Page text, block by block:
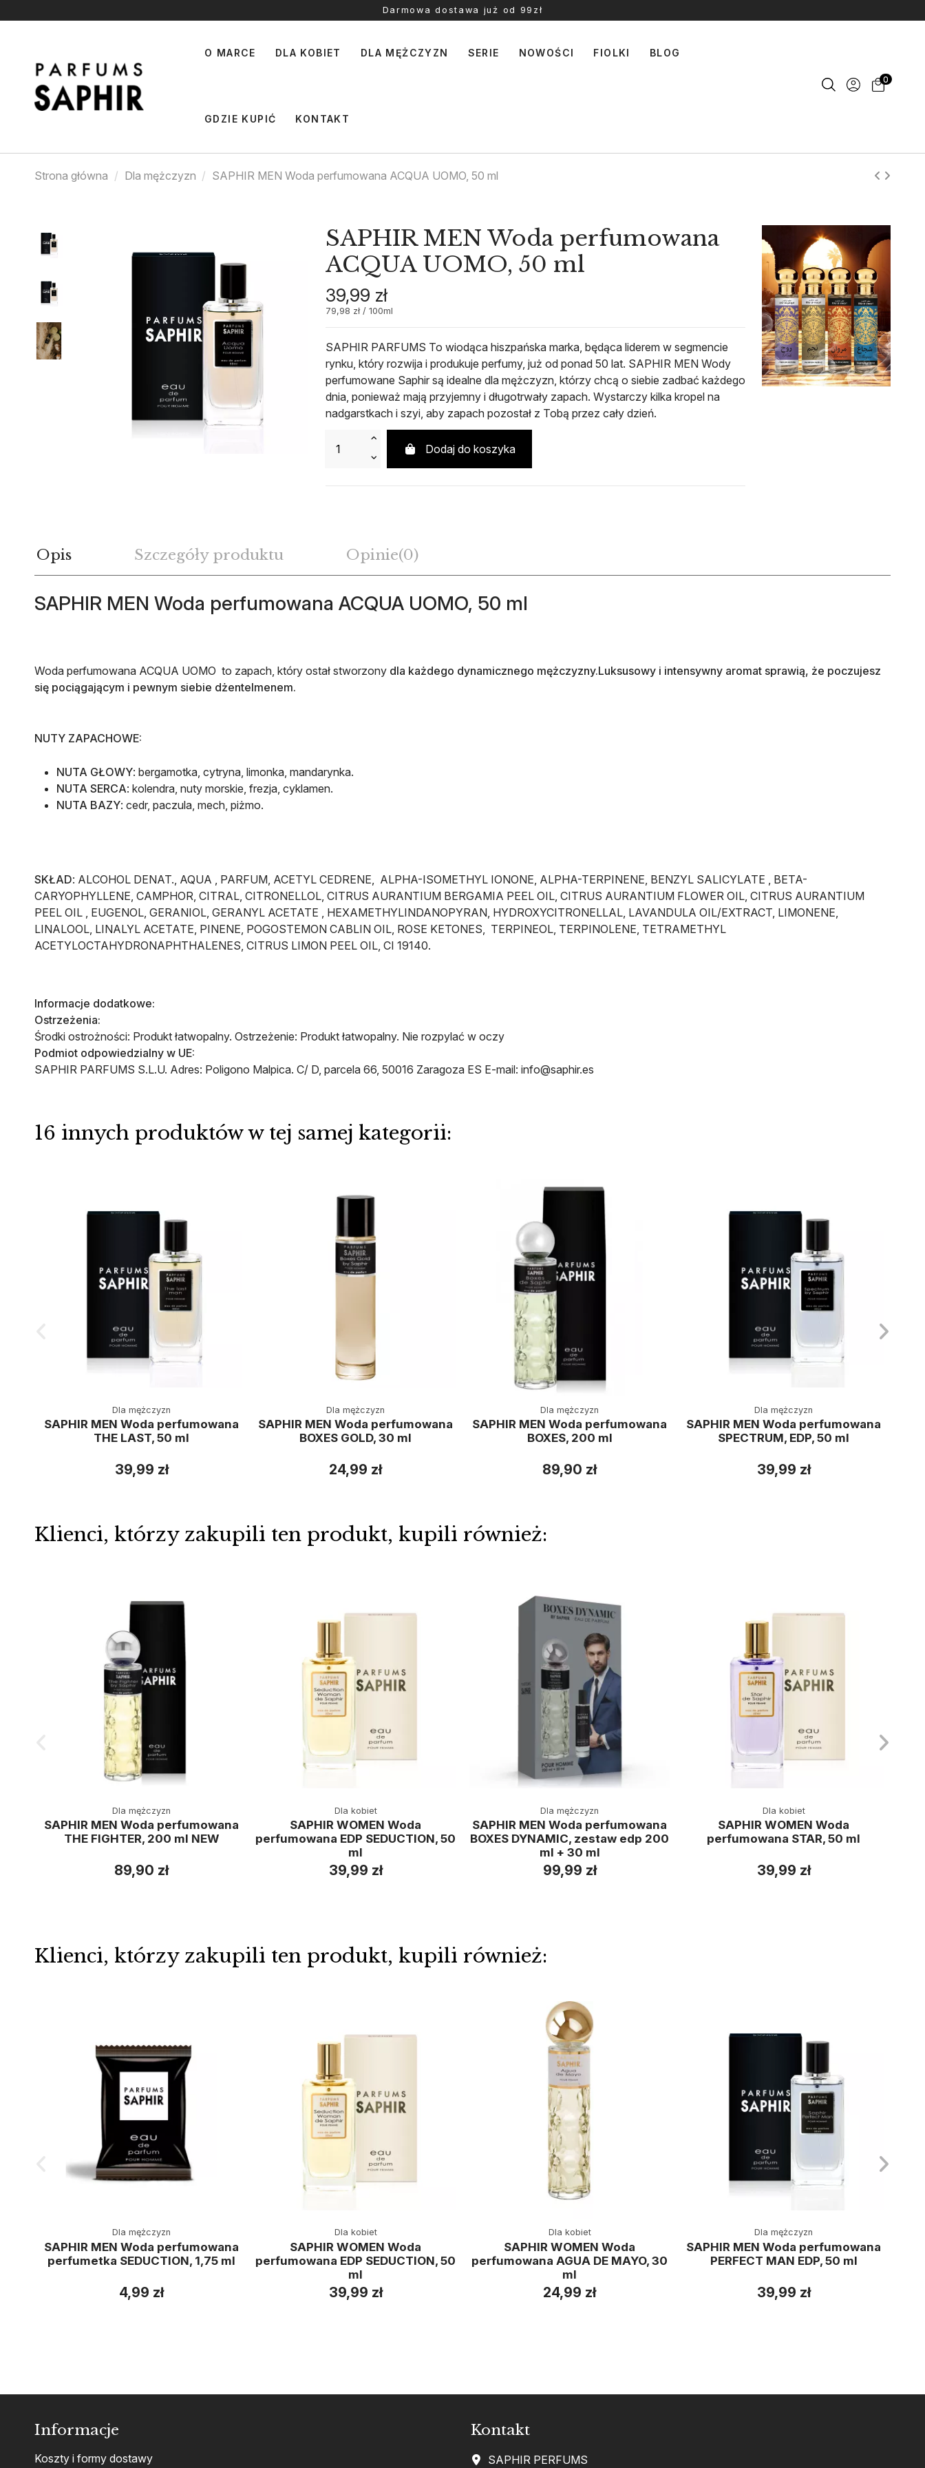
Darmowa dostawa już od 99zł
O MARCE DLA KOBIET DLA MĘŻCZYZN SERIE NOWOŚCI FIOLKI BLOG
GDZIE KUPIĆ KONTAKT
0
Strona główna Dla mężczyzn SAPHIR MEN Woda perfumowana ACQUA UOMO, 50 ml
SAPHIR MEN Woda perfumowana
ACQUA UOMO, 50 ml
39,99 zł
79,98 zł / 100ml
SAPHIR PARFUMS To wiodąca hiszpańska marka, będąca liderem w segmencie
rynku, który rozwija i produkuje perfumy, już od ponad 50 lat. SAPHIR MEN Wody
perfumowane Saphir są idealne dla mężczyzn, którzy chcą o siebie zadbać każdego
dnia, ponieważ mają przyjemny i długotrwały zapach. Wystarczy kilka kropel na
nadgarstkach i szyi, aby zapach pozostał z Tobą przez cały dzień.
Dodaj do koszyka
Opis Szczegóły produktu Opinie(0)
SAPHIR MEN Woda perfumowana ACQUA UOMO, 50 ml
Woda perfumowana ACQUA UOMO to zapach, który ostał stworzony dla każdego dynamicznego mężczyzny.Luksusowy i intensywny aromat sprawią, że poczujesz
się pociągającym i pewnym siebie dżentelmenem.
NUTY ZAPACHOWE:
NUTA GŁOWY: bergamotka, cytryna, limonka, mandarynka.
NUTA SERCA: kolendra, nuty morskie, frezja, cyklamen.
NUTA BAZY: cedr, paczula, mech, piżmo.
SKŁAD: ALCOHOL DENAT., AQUA , PARFUM, ACETYL CEDRENE, ALPHA-ISOMETHYL IONONE, ALPHA-TERPINENE, BENZYL SALICYLATE , BETA-
CARYOPHYLLENE, CAMPHOR, CITRAL, CITRONELLOL, CITRUS AURANTIUM BERGAMIA PEEL OIL, CITRUS AURANTIUM FLOWER OIL, CITRUS AURANTIUM
PEEL OIL , EUGENOL, GERANIOL, GERANYL ACETATE , HEXAMETHYLINDANOPYRAN, HYDROXYCITRONELLAL, LAVANDULA OIL/EXTRACT, LIMONENE,
LINALOOL, LINALYL ACETATE, PINENE, POGOSTEMON CABLIN OIL, ROSE KETONES, TERPINEOL, TERPINOLENE, TETRAMETHYL
ACETYLOCTAHYDRONAPHTHALENES, CITRUS LIMON PEEL OIL, CI 19140.
Informacje dodatkowe:
Ostrzeżenia:
Środki ostrożności: Produkt łatwopalny. Ostrzeżenie: Produkt łatwopalny. Nie rozpylać w oczy
Podmiot odpowiedzialny w UE:
SAPHIR PARFUMS S.L.U. Adres: Poligono Malpica. C/ D, parcela 66, 50016 Zaragoza ES E-mail: info@saphir.es
16 innych produktów w tej samej kategorii:
Dla mężczyzn
SAPHIR MEN Woda perfumowana
THE LAST, 50 ml
39,99 zł
Dla mężczyzn
SAPHIR MEN Woda perfumowana
BOXES GOLD, 30 ml
24,99 zł
Dla mężczyzn
SAPHIR MEN Woda perfumowana
BOXES, 200 ml
89,90 zł
Dla mężczyzn
SAPHIR MEN Woda perfumowana
SPECTRUM, EDP, 50 ml
39,99 zł
Klienci, którzy zakupili ten produkt, kupili również:
Dla mężczyzn
SAPHIR MEN Woda perfumowana
THE FIGHTER, 200 ml NEW
89,90 zł
Dla kobiet
SAPHIR WOMEN Woda
perfumowana EDP SEDUCTION, 50
ml
39,99 zł
Dla mężczyzn
SAPHIR MEN Woda perfumowana
BOXES DYNAMIC, zestaw edp 200
ml + 30 ml
99,99 zł
Dla kobiet
SAPHIR WOMEN Woda
perfumowana STAR, 50 ml
39,99 zł
Klienci, którzy zakupili ten produkt, kupili również:
Dla mężczyzn
SAPHIR MEN Woda perfumowana
perfumetka SEDUCTION, 1,75 ml
4,99 zł
Dla kobiet
SAPHIR WOMEN Woda
perfumowana EDP SEDUCTION, 50
ml
39,99 zł
Dla kobiet
SAPHIR WOMEN Woda
perfumowana AGUA DE MAYO, 30
ml
24,99 zł
Dla mężczyzn
SAPHIR MEN Woda perfumowana
PERFECT MAN EDP, 50 ml
39,99 zł
Informacje
Koszty i formy dostawy
Kontakt
SAPHIR PERFUMS